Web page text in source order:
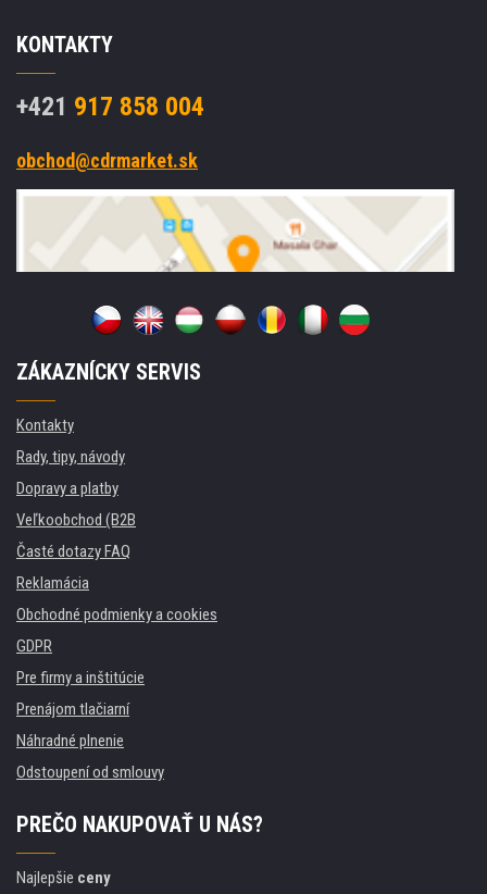
KONTAKTY
+421 917 858 004
obchod@cdrmarket.sk
ZÁKAZNÍCKY SERVIS
Kontakty
Rady, tipy, návody
Dopravy a platby
Veľkoobchod (B2B
Časté dotazy FAQ
Reklamácia
Obchodné podmienky a cookies
GDPR
Pre firmy a inštitúcie
Prenájom tlačiarní
Náhradné plnenie
Odstoupení od smlouvy
PREČO NAKUPOVAŤ U NÁS?
Najlepšie ceny